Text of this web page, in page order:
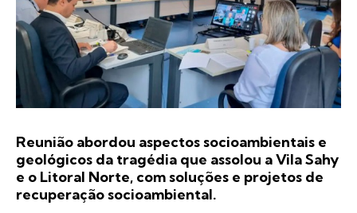
Reunião abordou aspectos socioambientais e
geológicos da tragédia que assolou a Vila Sahy
e o Litoral Norte, com soluções e projetos de
recuperação socioambiental.